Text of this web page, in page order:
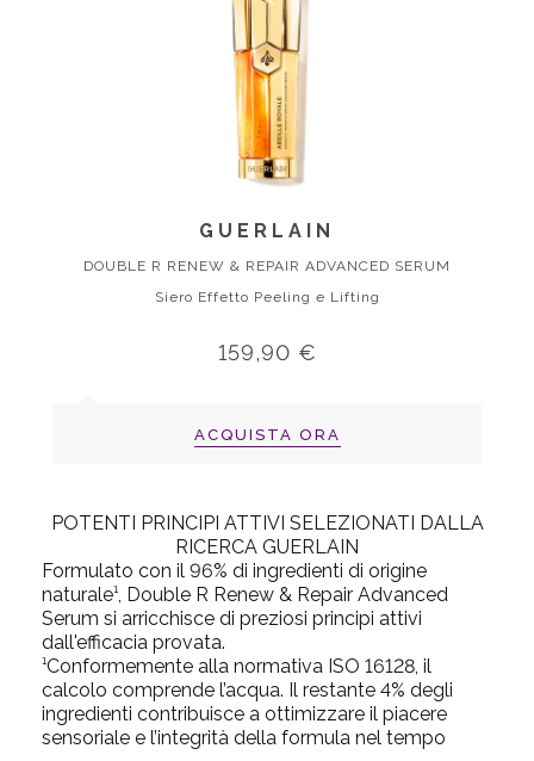
GUERLAIN
DOUBLE R RENEW & REPAIR ADVANCED SERUM
Siero Effetto Peeling e Lifting
159,90 €
ACQUISTA ORA
POTENTI PRINCIPI ATTIVI SELEZIONATI DALLA
RICERCA GUERLAIN
Formulato con il 96% di ingredienti di origine
naturale¹, Double R Renew & Repair Advanced
Serum si arricchisce di preziosi principi attivi
dall'efficacia provata.
¹Conformemente alla normativa ISO 16128, il
calcolo comprende l’acqua. Il restante 4% degli
ingredienti contribuisce a ottimizzare il piacere
sensoriale e l’integrità della formula nel tempo